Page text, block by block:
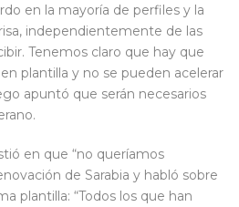
en la mayoría de perfiles y la
independientemente de las
Tenemos claro que hay que
plantilla y no se pueden acelerar
apuntó que serán necesarios
en que “no queríamos
de Sarabia y habló sobre
plantilla: “Todos los que han